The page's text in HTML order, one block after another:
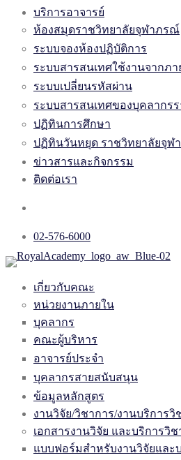
บริการอาจารย์
ห้องสมุดราชวิทยาลัยจุฬาภรณ์
ระบบจองห้องปฏิบัติการ
ระบบสารสนเทศใช้งานจากภ
ระบบเปลี่ยนรหัสผ่าน
ระบบสารสนเทศของบุคลากร
ปฏิทินการศึกษา
ปฏิทินวันหยุด ราชวิทยาลัยจุฬ
ข่าวสารและกิจกรรม
ติดต่อเรา
02-576-6000
เกี่ยวกับคณะ
หน่วยงานภายใน
บุคลากร
คณะผู้บริหาร
อาจารย์ประจำ
บุคลากรสายสนับสนุน
ข้อมูลหลักสูตร
งานวิจัย/วิชาการ/งานบริการวิ
เอกสารงานวิจัย และบริการวิช
แบบฟอร์มสำหรับงานวิจัยและ